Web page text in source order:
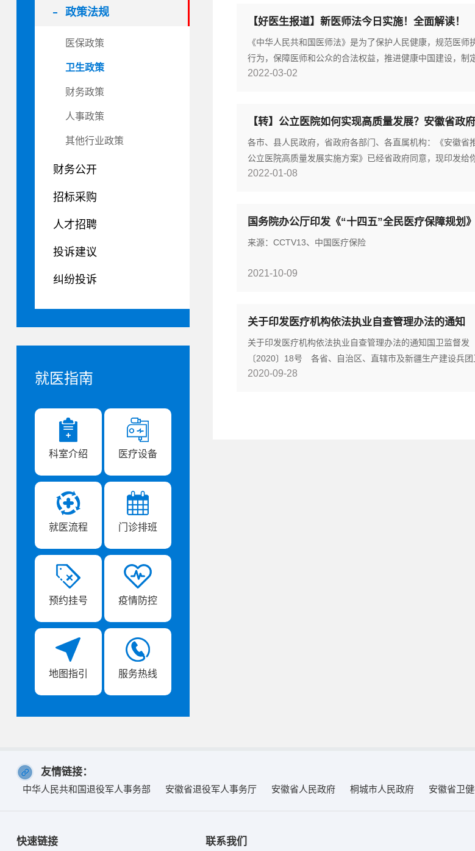
政策法规
医保政策
卫生政策
财务政策
人事政策
其他行业政策
财务公开
招标采购
人才招聘
投诉建议
纠纷投诉
就医指南
科室介绍 医疗设备
就医流程 门诊排班
预约挂号 疫情防控
地图指引 服务热线
法〉等十二部法律的决定》修正 2025年4月30日第十四届全
人民代表大会常务委员会第十五次会
【好医生报道】新医师法今日实施！全面解读！
《中华人民共和国医师法》是为了保护人民健康，规范医师
行为，保障医师和公众的合法权益，推进健康中国建设，制定
法规。2021年8月20日，中华人民共和国第十三届全国人民代
和国执业医师法》由中华人民共和国第九届全国人民代表大会
务委员会第三次会议于1998年6月26日通过，自199
2022-03-02
各市、县人民政府，省政府各部门、各直属机构：《安徽省
公立医院高质量发展实施方案》已经省政府同意，现印发给
们，请认真贯彻执行。安徽省人民政府办公厅2021年12月31
合我省实际，制定本实施方案。一、主要目标全面提升公立医
诊疗能力和管理水平，更好满足人民群众日益增长的医疗卫
2022-01-08
国务院办公厅印发《“十四五”全民医疗保障规划》
来源：CCTV13、中国医疗保险
2021-10-09
关于印发医疗机构依法执业自查管理办法的通知
关于印发医疗机构依法执业自查管理办法的通知国卫监督发
〔2020〕18号 各省、自治区、直辖市及新疆生产建设兵团
健康委、中医药管理局： 为贯彻落实《国务院办公厅关于
2020-09-28
友情链接：
中华人民共和国退役军人事务部 安徽省退役军人事务厅 安徽省人民政府 桐城市人民政府 安徽省卫
快速链接 联系我们